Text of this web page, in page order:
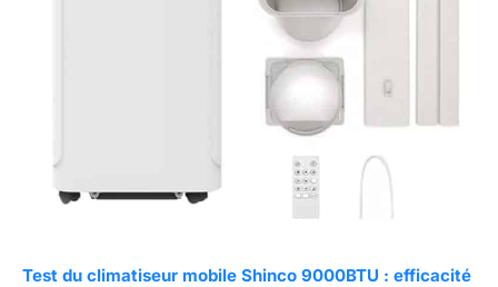
Test du climatiseur mobile Shinco 9000BTU : efficacité